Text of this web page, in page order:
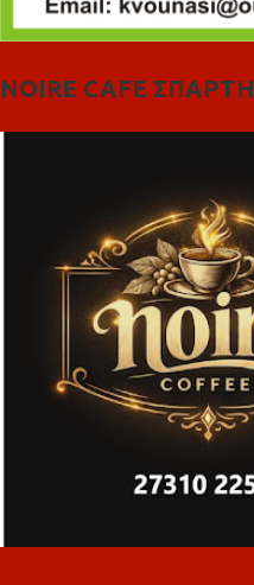
NOIRE CAFE ΣΠΑΡΤΗ